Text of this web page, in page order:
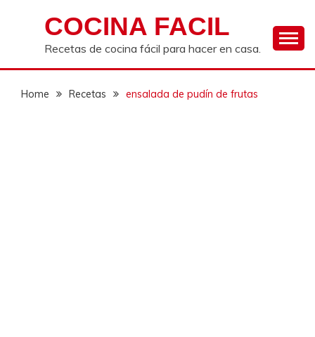
COCINA FACIL
Recetas de cocina fácil para hacer en casa.
Home Recetas ensalada de pudín de frutas